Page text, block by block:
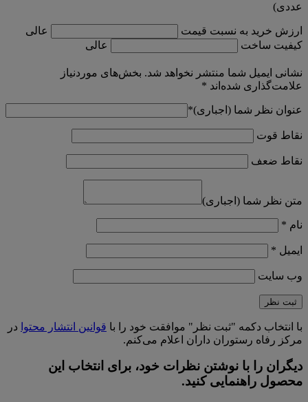
عددی)
ارزش خرید به نسبت قیمت
عالی
کیفیت ساخت
عالی
نشانی ایمیل شما منتشر نخواهد شد. بخش‌های موردنیاز
علامت‌گذاری شده‌اند *
عنوان نظر شما (اجباری)*
نقاط قوت
نقاط ضعف
متن نظر شما (اجباری)
نام *
ایمیل *
وب‌ سایت
با انتخاب دکمه "ثبت نظر" موافقت خود را با قوانین انتشار محتوا در
مرکز رفاه رستوران داران اعلام می‌کنم.
دیگران را با نوشتن نظرات خود، برای انتخاب این
محصول راهنمایی کنید.